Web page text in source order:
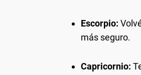
Escorpio:
más seguro.
Capricornio: